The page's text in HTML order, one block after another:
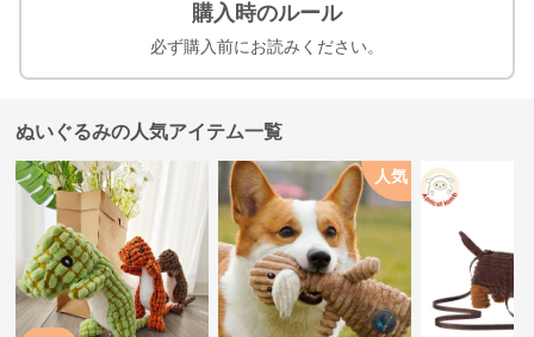
購入時のルール
必ず購入前にお読みください。
ぬいぐるみの人気アイテム一覧
人気